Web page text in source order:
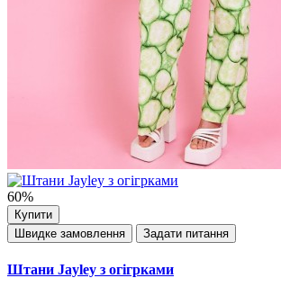
60%
Купити
Швидке замовлення
Задати питання
Штани Jayley з огігрками